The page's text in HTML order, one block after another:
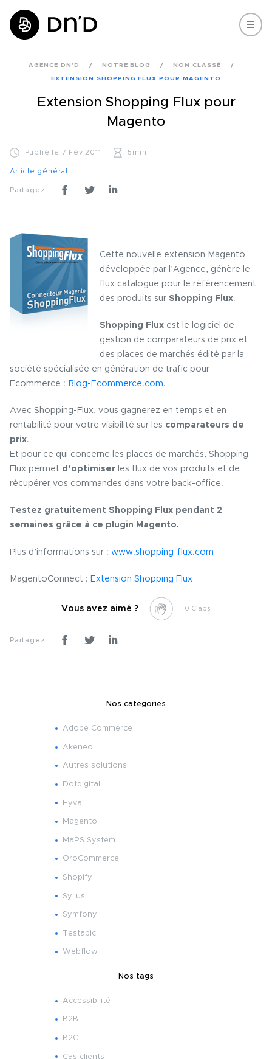
AGENCE DN'D NOTRE BLOG NON CLASSÉ
EXTENSION SHOPPING FLUX POUR MAGENTO
Extension Shopping Flux pour
Magento
Publié le 7 Fév 2011 5min
Article général
Partagez
Cette nouvelle extension Magento
développée par l’Agence, génère le
flux catalogue pour le référencement
des produits surShopping Flux.
Shopping Flux est le logiciel de
gestion de comparateurs de prix et
des places de marchés édité par la
société spécialisée en génération de trafic pour
Ecommerce : Blog-Ecommerce.com.
Avec Shopping-Flux, vous gagnerez en temps et en
rentabilité pour votre visibilité sur les comparateurs de
prix.
Et pour ce qui concerne les places de marchés, Shopping
Flux permet d’optimiser les flux de vos produits et de
récupérer vos commandes dans votre back-office.
Testez gratuitement Shopping Flux pendant 2
semaines grâce à ce plugin Magento.
Plus d’informations sur : www.shopping-flux.com
MagentoConnect : Extension Shopping Flux
Vous avez aimé ? 0
Partagez
Nos categories
Adobe Commerce
Akeneo
Autres solutions
Dotdigital
Hyvä
Magento
MaPS System
OroCommerce
Shopify
Sylius
Symfony
Testapic
Webflow
Nos tags
Accessibilité
B2B
B2C
Cas clients